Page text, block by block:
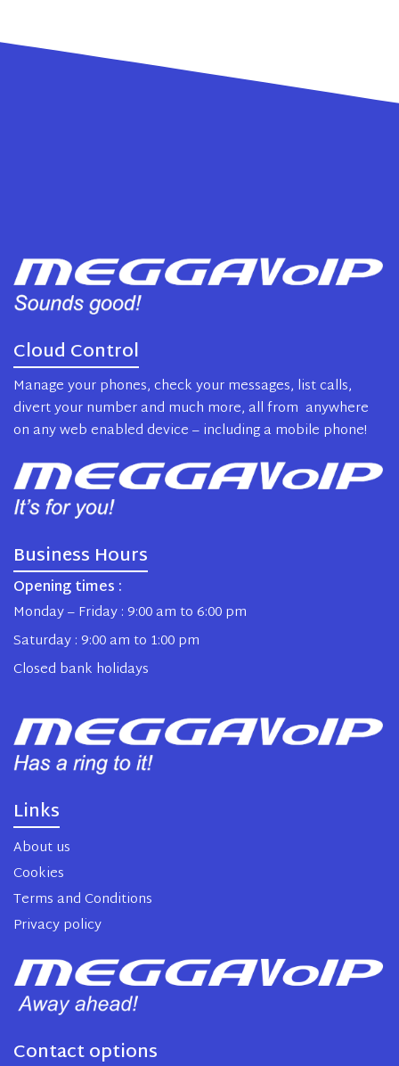
Cloud Control
Manage your phones, check your messages, list calls,
divert your number and much more, all from anywhere
on any web enabled device – including a mobile phone!
Business Hours
Opening times :
Monday – Friday : 9:00 am to 6:00 pm
Saturday : 9:00 am to 1:00 pm
Closed bank holidays
Links
About us
Cookies
Terms and Conditions
Privacy policy
Contact options